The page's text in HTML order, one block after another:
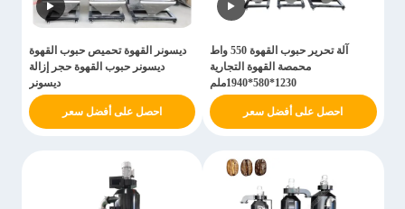
آلة تحرير حبوب القهوة 550 واط
محمصة القهوة التجارية
1230*580*1940ملم
احصل على أفضل سعر
ديسونر القهوة تحميص حبوب القهوة
ديسونر حبوب القهوة حجر إزالة
ديسونر
احصل على أفضل سعر